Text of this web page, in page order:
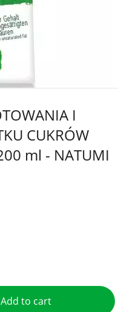
I
CUKRÓW
ml - NATUMI
Add to cart